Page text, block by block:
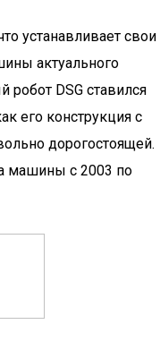
устанавливает свои
актуального
робот DSG ставился
его конструкция с
дорогостоящей.
машины с 2003 по